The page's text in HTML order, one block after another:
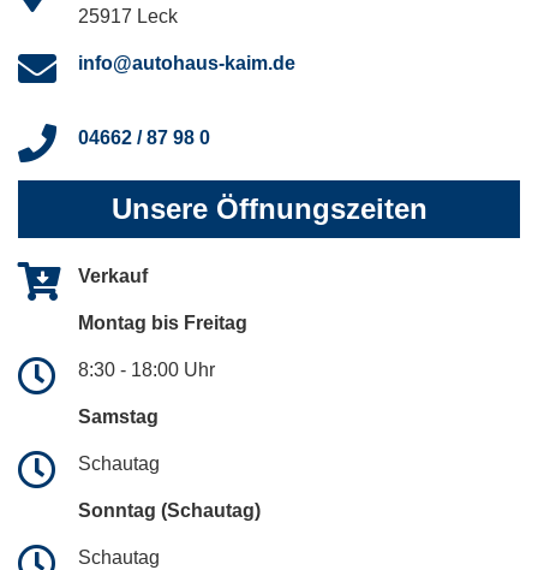
25917 Leck
info@autohaus-kaim.de
04662 / 87 98 0
Unsere Öffnungszeiten
Verkauf
Montag bis Freitag
8:30 - 18:00 Uhr
Samstag
Schautag
Sonntag (Schautag)
Schautag